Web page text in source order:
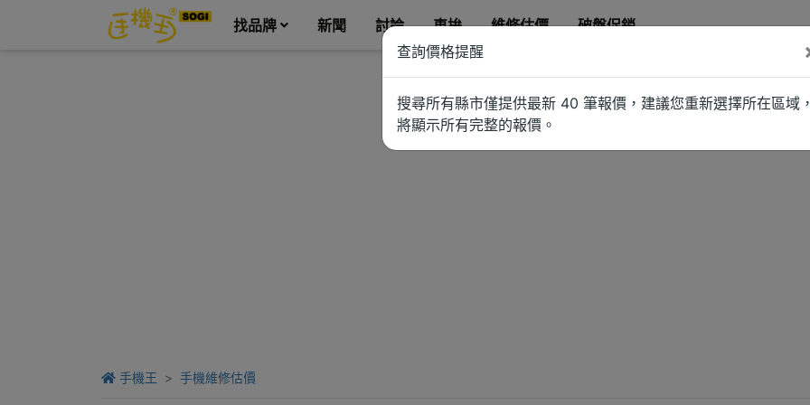
找品牌 新聞 討論 車拚 維修估價 破盤促銷
手機王 手機維修估價
查詢價格提醒
搜尋所有縣市僅提供最新 40 筆報價，建議您重新選擇所在區域
將顯示所有完整的報價。